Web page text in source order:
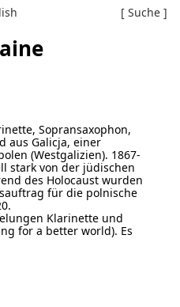
[ Suche ]
Sopransaxophon,
aus Galicja, einer
(Westgalizien). 1867-
stark von der jüdischen
des Holocaust wurden
für die polnische
Klarinette und
for a better world). Es